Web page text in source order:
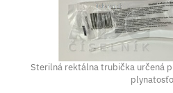
Sterilná rektálna trubička určená